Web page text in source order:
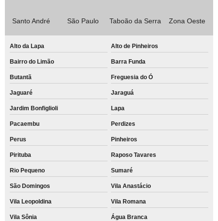
Santo André São Paulo Taboão da Serra Zona Oeste
Alto da Lapa Alto de Pinheiros
Bairro do Limão Barra Funda
Butantã Freguesia do Ó
Jaguaré Jaraguá
Jardim Bonfiglioli Lapa
Pacaembu Perdizes
Perus Pinheiros
Pirituba Raposo Tavares
Rio Pequeno Sumaré
São Domingos Vila Anastácio
Vila Leopoldina Vila Romana
Vila Sônia
Água Branca